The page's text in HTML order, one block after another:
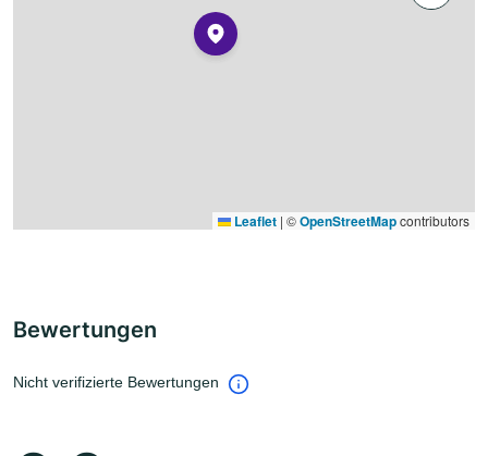
Leaflet | ©OpenStreetMapcontributors
Bewertungen
Nicht verifizierte Bewertungen